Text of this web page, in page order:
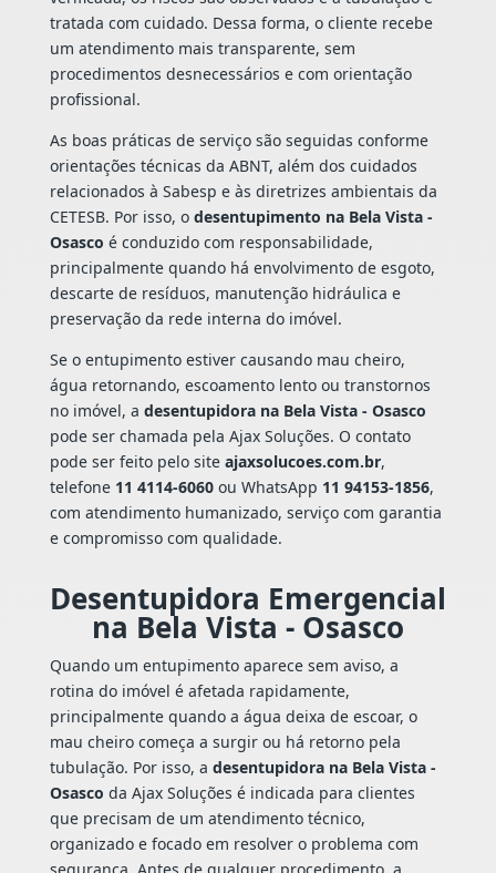
tratada com cuidado. Dessa forma, o cliente recebe
um atendimento mais transparente, sem
procedimentos desnecessários e com orientação
profissional.
As boas práticas de serviço são seguidas conforme
orientações técnicas da ABNT, além dos cuidados
relacionados à Sabesp e às diretrizes ambientais da
CETESB. Por isso, o desentupimento na Bela Vista -
Osasco é conduzido com responsabilidade,
principalmente quando há envolvimento de esgoto,
descarte de resíduos, manutenção hidráulica e
preservação da rede interna do imóvel.
Se o entupimento estiver causando mau cheiro,
água retornando, escoamento lento ou transtornos
no imóvel, a desentupidora na Bela Vista - Osasco
pode ser chamada pela Ajax Soluções. O contato
pode ser feito pelo site ajaxsolucoes.com.br,
telefone 11 4114-6060ou WhatsApp 11 94153-1856,
com atendimento humanizado, serviço com garantia
e compromisso com qualidade.
Desentupidora Emergencial
na Bela Vista - Osasco
Quando um entupimento aparece sem aviso, a
rotina do imóvel é afetada rapidamente,
principalmente quando a água deixa de escoar, o
mau cheiro começa a surgir ou há retorno pela
tubulação. Por isso, a desentupidora na Bela Vista -
Osasco da Ajax Soluções é indicada para clientes
que precisam de um atendimento técnico,
organizado e focado em resolver o problema com
segurança. Antes de qualquer procedimento, a